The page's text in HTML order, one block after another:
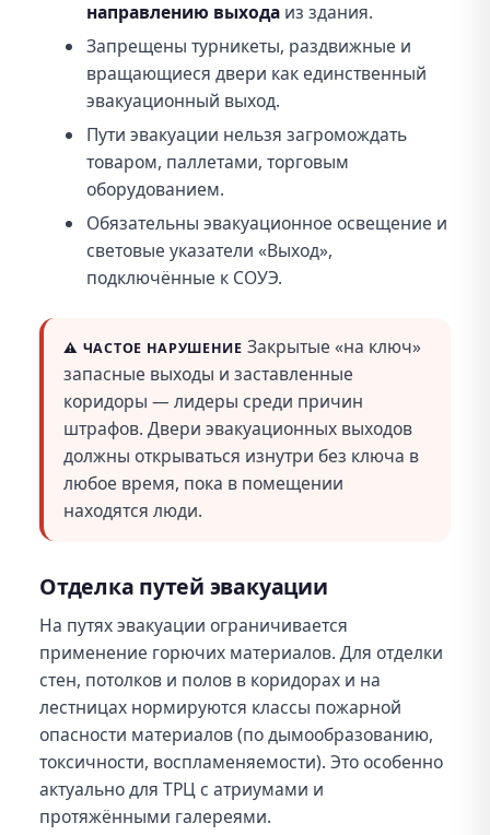
направлению выходаиз здания.
Запрещены турникеты, раздвижные и
вращающиеся двери как единственный
эвакуационный выход.
Пути эвакуации нельзя загромождать
товаром, паллетами, торговым
оборудованием.
Обязательны эвакуационное освещение и
световые указатели «Выход»,
подключённые к СОУЭ.
⚠️ ЧАСТОЕ НАРУШЕНИЕ Закрытые «на ключ»
запасные выходы и заставленные
коридоры — лидеры среди причин
штрафов. Двери эвакуационных выходов
должны открываться изнутри без ключа в
любое время, пока в помещении
находятся люди.
Отделка путей эвакуации
На путях эвакуации ограничивается
применение горючих материалов. Для отделки
стен, потолков и полов в коридорах и на
лестницах нормируются классы пожарной
опасности материалов (по дымообразованию,
токсичности, воспламеняемости). Это особенно
актуально для ТРЦ с атриумами и
протяжёнными галереями.